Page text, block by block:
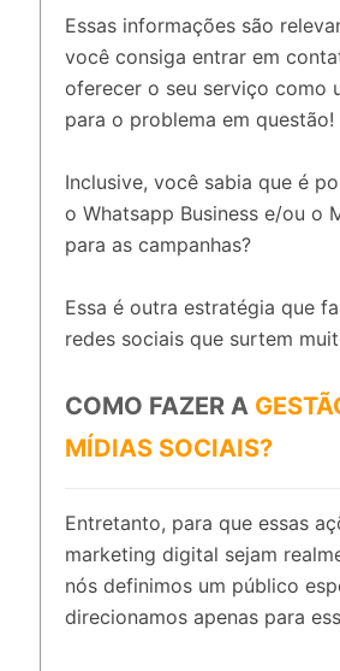
Essas informações são
você consiga entrar em
oferecer o seu serviço como
para o problema em questão!
Inclusive, você sabia que é
o Whatsapp Business e/ou o
para as campanhas?
Essa é outra estratégia que
redes sociais que surtem
COMO FAZER A
MÍDIAS SOCIAIS?
Entretanto, para que essas
marketing digital sejam
nós definimos um público
direcionamos apenas para